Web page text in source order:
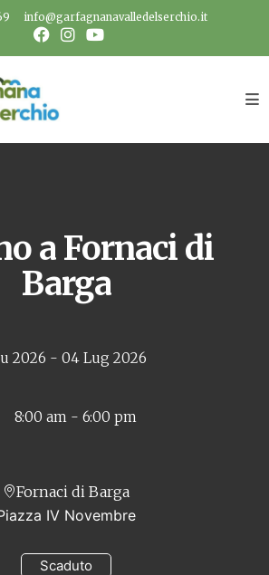
info@garfagnanavalledelserchio.it
a Fornaci di
Barga
2026 - 04 Lug 2026
Scaduto
8:00 am - 6:00 pm
Fornaci di Barga
IV Novembre